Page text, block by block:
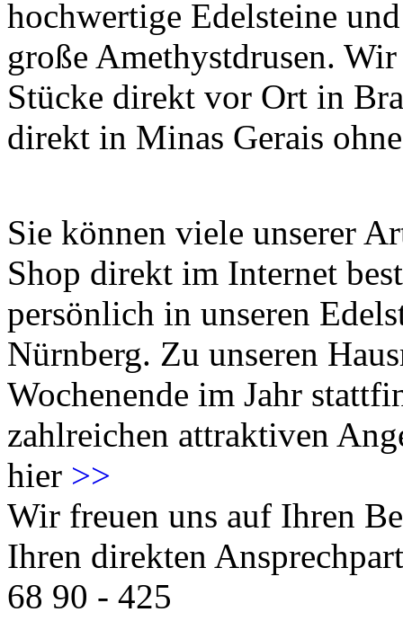
hochwertige Edelsteine
große Amethystdrusen.
Stücke direkt vor Ort in
direkt in Minas Gerais
Sie können viele unserer
Shop direkt im Internet
persönlich in unseren
Nürnberg. Zu unseren
Wochenende im Jahr
zahlreichen attraktiven
hier >>
Wir freuen uns auf Ihren
Ihren direkten
68 90 - 425